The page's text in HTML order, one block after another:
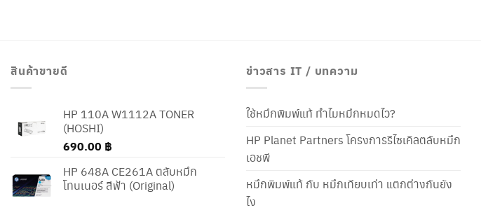
สินค้าขายดี
HP 110A W1112A TONER
(HOSHI)
690.00 ฿
HP 648A CE261A ตลับหมึก
โทนเนอร์ สีฟ้า (Original)
ข่าวสาร IT / บทความ
ใช้หมึกพิมพ์แท้ ทำไมหมึกหมดไว?
HP Planet Partners โครงการรีไซเคิลตลับหมึก
เอชพี
หมึกพิมพ์แท้ กับ หมึกเทียบเท่า แตกต่างกันยัง
ไง